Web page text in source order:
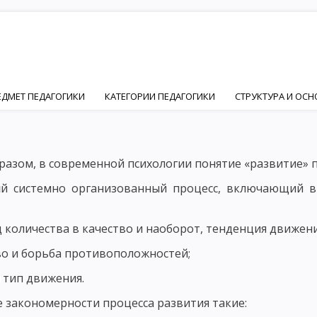
ПЕДАГОГИКИ КАТЕГОРИИ ПЕДАГОГИКИ СТРУКТУРА И
ФОРМИРОВАНИЕ ЛИЧНОСТИ ОСНОВНЫЕ ФАКТОРЫ
ФАКТОР ФОРМИРОВАНИЯ ЛИЧНОСТИ – ПОНЯТИЕ
ОСНОВНЫЕ ПРИНЦИПЫ СОЦИАЛИЗАЦИИ. ВОСПИТАНИЕ КАК
ЧЕЛОВЕКА
в современной психологии понятие «развитие»
системно организованный процесс, включающий
количества в качество и наоборот, тенденция
и борьба противоположностей;
движения.
процесса развития такие: